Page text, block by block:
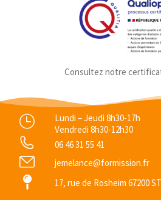
Consultez notre
Lundi – Jeudi 8h30-17h
Vendredi 8h30-12h30
06 46 31 55 41
jemelance@formission.fr
17, rue de Rosheim 67200